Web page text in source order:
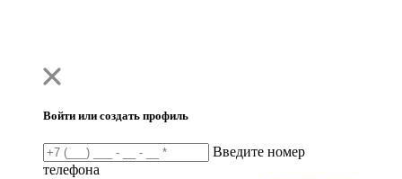
Войти или создать профиль
Введите номер
телефона